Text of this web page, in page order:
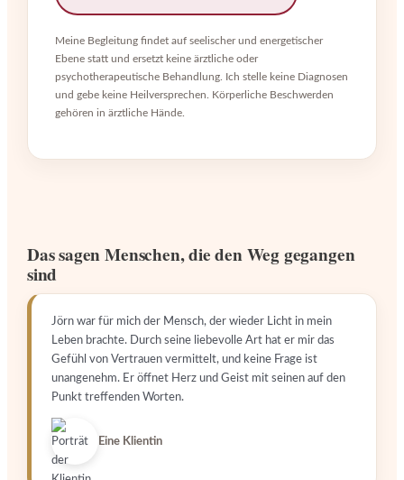
Meine Begleitung findet auf seelischer und energetischer
Ebene statt und ersetzt keine ärztliche oder
psychotherapeutische Behandlung. Ich stelle keine Diagnosen
und gebe keine Heilversprechen. Körperliche Beschwerden
gehören in ärztliche Hände.
Das sagen Menschen, die den Weg gegangen
sind
Jörn war für mich der Mensch, der wieder Licht in mein
Leben brachte. Durch seine liebevolle Art hat er mir das
Gefühl von Vertrauen vermittelt, und keine Frage ist
unangenehm. Er öffnet Herz und Geist mit seinen auf den
Punkt treffenden Worten.
Eine Klientin